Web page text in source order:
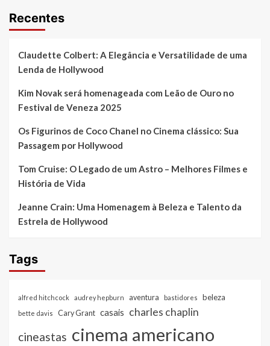
Recentes
Claudette Colbert: A Elegância e Versatilidade de uma
Lenda de Hollywood
Kim Novak será homenageada com Leão de Ouro no
Festival de Veneza 2025
Os Figurinos de Coco Chanel no Cinema clássico: Sua
Passagem por Hollywood
Tom Cruise: O Legado de um Astro – Melhores Filmes e
História de Vida
Jeanne Crain: Uma Homenagem à Beleza e Talento da
Estrela de Hollywood
Tags
alfred hitchcock audrey hepburn aventura bastidores beleza
bette davis Cary Grant casais charles chaplin
cineastas cinema americano